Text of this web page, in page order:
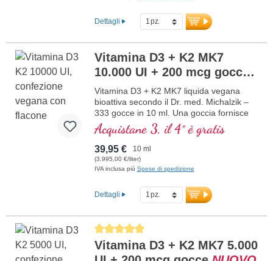
protettivo, coltivato senza pesticidi, per
una migliore biodisponibilità. Questa
contribuisce alla normale funzione
muscolare e alla normale funzione del
sistema immunitario. Prodotto in
Germania senza ingegneria genetica, in
produzione propria controllata attiva da 25
anni, vegetariano senza additivi e testato
in laboratorio. Sviluppato da medici.
maggiori informazioni su Vitamina
D3 + K2
Dettagli
Vitamina D3 + K2 MK7
10.000 UI + 200 mcg gocce
veganeNUOVO
Vitamina D3 + K2 MK7 liquida vegana
bioattiva secondo il Dr. med. Michalzik –
333 gocce in 10 ml. Una goccia fornisce
10.000 IE di vitamina D3 e 200 μg di K2
(MK7 all-trans). Massima qualità premium
da licheni di alta qualità controllati (non da
alghe!) in combinazione ottimale con la
forma K2 all-trans particolarmente
vegana. Disciolta in olio di cocco MCT
protettivo, coltivato senza pesticidi, per
combinazione ottimale supporta il
mantenimento di ossa normali,
contribuisce alla normale funzione
muscolare e alla normale funzione del
Acquistane 3, il 4° è gratis
39,95 € 10 ml
(3.995,00 €/liter)
IVA inclusa più Spese di spedizione
Dettagli
Average rating of 5 out of 5 stars
Vitamina D3 + K2 MK7 5.000